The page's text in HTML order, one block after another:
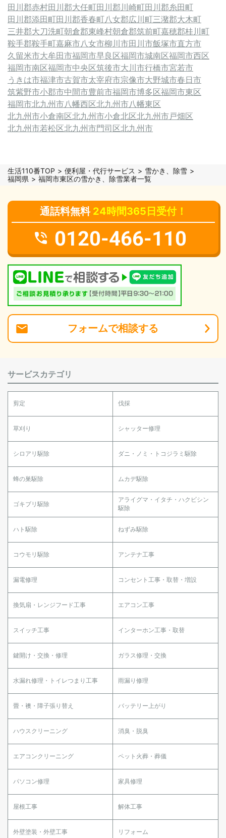
田川郡赤村田川郡大任町田川郡川崎町田川郡糸田町
田川郡添田町田川郡香春町八女郡広川町三潴郡大木町
三井郡大刀洗町朝倉郡東峰村朝倉郡筑前町嘉穂郡桂川町
鞍手郡鞍手町嘉麻市八女市柳川市田川市飯塚市直方市
久留米市大牟田市福岡市早良区福岡市城南区福岡市西区
福岡市南区福岡市中央区筑後市大川市行橋市宮若市
うきは市福津市古賀市太宰府市宗像市大野城市春日市
筑紫野市小郡市中間市豊前市福岡市博多区福岡市東区
福岡市北九州市八幡西区北九州市八幡東区
北九州市小倉南区北九州市小倉北区北九州市戸畑区
北九州市若松区北九州市門司区北九州市
生活110番TOP 便利屋・代行サービス
雪かき、除雪
福岡県
福岡市東区の雪かき、除雪業者一覧
通話料無料 24時間365日受付！
0120-466-110
フォームで相談する
サービスカテゴリ
剪定 伐採
草刈り シャッター修理
シロアリ駆除 ダニ・ノミ・トコジラミ駆除
蜂の巣駆除 ムカデ駆除
ゴキブリ駆除
アライグマ・イタチ・ハクビシン
駆除
ハト駆除 ねずみ駆除
コウモリ駆除 アンテナ工事
漏電修理 コンセント工事・取替・増設
換気扇・レンジフード工事 エアコン工事
スイッチ工事 インターホン工事・取替
鍵開け・交換・修理 ガラス修理・交換
水漏れ修理・トイレつまり工事 雨漏り修理
畳・襖・障子張り替え バッテリー上がり
ハウスクリーニング 消臭・脱臭
エアコンクリーニング ペット火葬・葬儀
パソコン修理 家具修理
屋根工事 解体工事
外壁塗装・外壁工事 リフォーム